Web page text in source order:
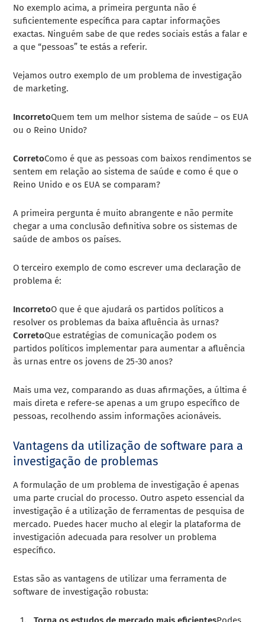
No exemplo acima, a primeira pergunta não é
suficientemente específica para captar informações
exactas. Ninguém sabe de que redes sociais estás a falar e
a que “pessoas” te estás a referir.
Vejamos outro exemplo de um problema de investigação
de marketing.
IncorretoQuem tem um melhor sistema de saúde – os EUA
ou o Reino Unido?
CorretoComo é que as pessoas com baixos rendimentos se
sentem em relação ao sistema de saúde e como é que o
Reino Unido e os EUA se comparam?
A primeira pergunta é muito abrangente e não permite
chegar a uma conclusão definitiva sobre os sistemas de
saúde de ambos os países.
O terceiro exemplo de como escrever uma declaração de
problema é:
IncorretoO que é que ajudará os partidos políticos a
resolver os problemas da baixa afluência às urnas?
CorretoQue estratégias de comunicação podem os
partidos políticos implementar para aumentar a afluência
às urnas entre os jovens de 25-30 anos?
Mais uma vez, comparando as duas afirmações, a última é
mais direta e refere-se apenas a um grupo específico de
pessoas, recolhendo assim informações acionáveis.
Vantagens da utilização de software para a
investigação de problemas
A formulação de um problema de investigação é apenas
uma parte crucial do processo. Outro aspeto essencial da
investigação é a utilização deferramentas de pesquisa de
mercado. Puedes hacer mucho al elegir la plataforma de
investigación adecuada para resolver un problema
específico.
Estas são as vantagens de utilizar uma ferramenta de
software de investigação robusta: